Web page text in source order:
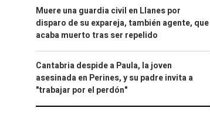
Muere una guardia civil en Llanes por
disparo de su expareja, también agente, que
acaba muerto tras ser repelido
Cantabria despide a Paula, la joven
asesinada en Perines, y su padre invita a
"trabajar por el perdón"